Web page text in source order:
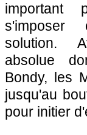
important
solution.
absolue
Bondy, les
jusqu'au
pour initier